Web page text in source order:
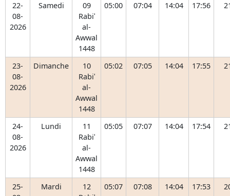
22-
08-
2026
Samedi
09
Rabiʿ
al-
Awwal
1448
05:00 07:04 14:04 17:56
23-
08-
2026
Dimanche
10
Rabiʿ
al-
Awwal
1448
05:02 07:05 14:04 17:55
24-
08-
2026
Lundi
11
Rabiʿ
al-
Awwal
1448
05:05 07:07 14:04 17:54
25-
Mardi
12
05:07 07:08 14:04 17:53